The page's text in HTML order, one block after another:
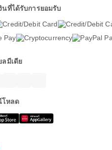
นที่ได้รับการยอมรับ
ลมีเดีย
โหลด